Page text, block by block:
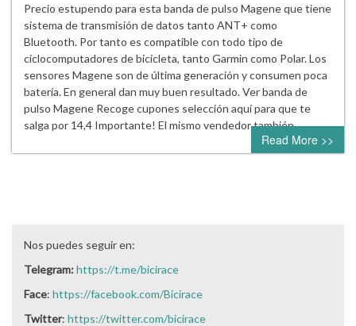
Precio estupendo para esta banda de pulso Magene que tiene
sistema de transmisión de datos tanto ANT+ como
Bluetooth. Por tanto es compatible con todo tipo de
ciclocomputadores de bicicleta, tanto Garmin como Polar. Los
sensores Magene son de última generación y consumen poca
batería. En general dan muy buen resultado. Ver banda de
pulso Magene Recoge cupones selección aquí para que te
salga por 14,4 Importante! El mismo vendedor también…
Read More >>
Nos puedes seguir en:
Telegram:https://t.me/bicirace
Face: https://facebook.com/Bicirace
Twitter: https://twitter.com/bicirace